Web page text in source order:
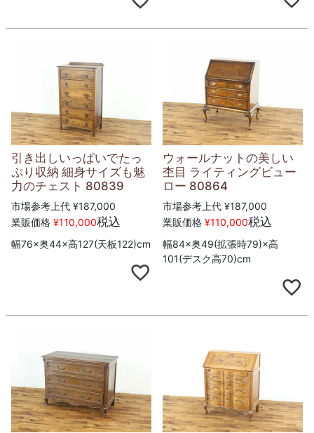
引き出しいっぱいでたっ
ぷり収納 細身サイズも魅
力のチェスト 80839
市場参考上代 ¥187,000
業販価格 ¥110,000税込
幅76×奥44×高127(天板122)cm
ウォールナットの美しい
杢目 ライティングビュー
ロー 80864
市場参考上代 ¥187,000
業販価格 ¥110,000税込
幅84×奥49(拡張時79)×高
101(デスク高70)cm